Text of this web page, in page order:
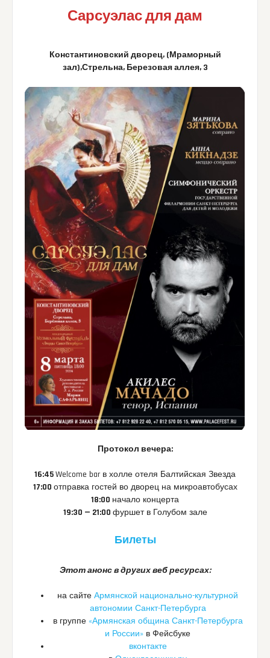
Сарсуэлас для дам
Константиновский дворец, (Мраморный
зал),Стрельна, Березовая аллея, 3
Протокол вечера:
16:45Welcome bar в холле отеля Балтийская Звезда
17:00 отправка гостей во дворец на микроавтобусах
18:00 начало концерта
19:30 — 21:00 фуршет в Голубом зале
Билеты
Этот анонс в других веб ресурсах:
на сайте Армянской национально-культурной
автономии Санкт-Петербурга
в группе«Армянская община Санкт-Петербурга
и России» в Фейсбуке
вконтакте